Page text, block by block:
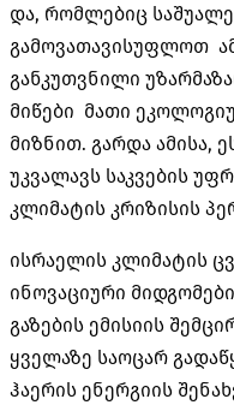
და, რომლებიც
გამოვათავისუფლოთ
განკუთვნილი
მიწები მათი
მიზნით. გარდა ამისა,
უკვალავს საკვების
კლიმატის კრიზისის
ისრაელის კლიმატის
ინოვაციური
გაზების ემისიის
ყველაზე საოცარ
ჰაერის ენერგიის